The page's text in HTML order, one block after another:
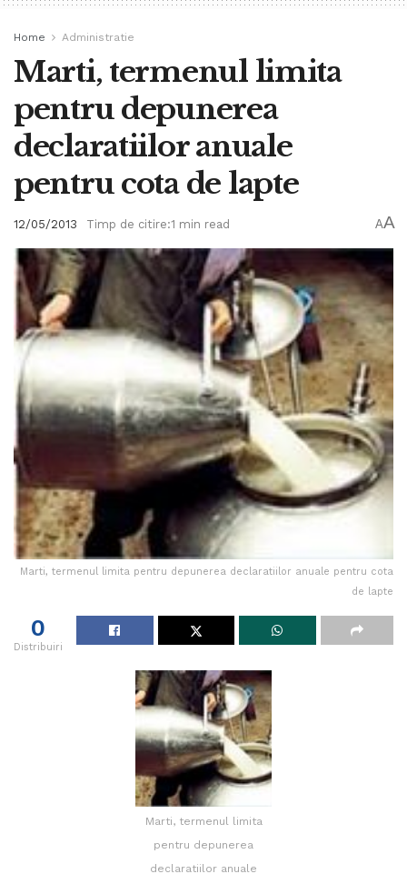
Home Administratie
Marti, termenul limita
pentru depunerea
declaratiilor anuale
pentru cota de lapte
12/05/2013 Timp de citire:1 min read AA
Marti, termenul limita pentru depunerea declaratiilor anuale pentru cota
de lapte
0
Distribuiri
Marti, termenul limita
pentru depunerea
declaratiilor anuale